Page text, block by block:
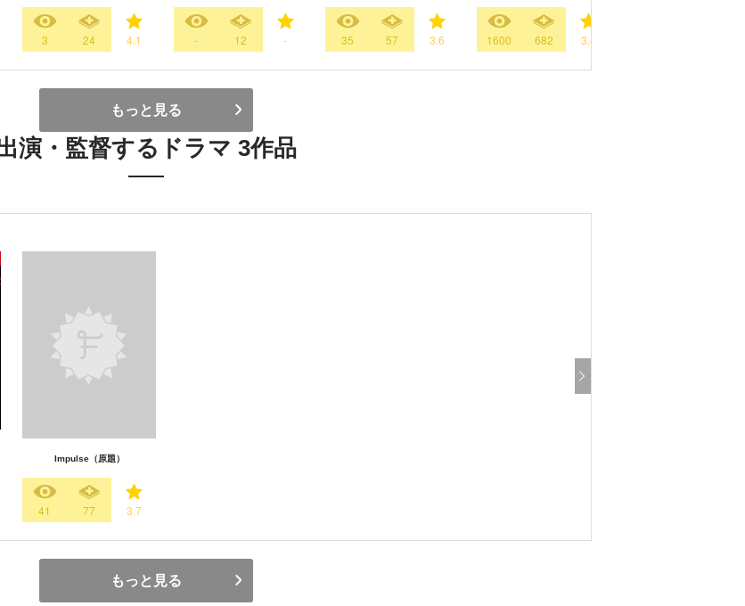
3 24 4.1 - 12 - 35 57 3.6 1600 682 3.4
もっと見る
演・監督するドラマ 3作品
Impulse（原題）
41 77 3.7
もっと見る